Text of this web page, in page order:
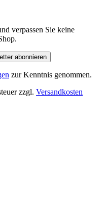
verpassen Sie keine
abonnieren
zur Kenntnis genommen.
zzgl. Versandkosten